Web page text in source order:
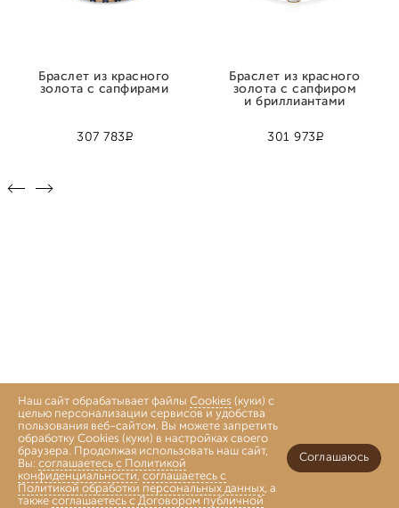
307 783Р
Браслет из красного
золота с сапфирами
301 973Р
Браслет из красного
золота с сапфиром
и бриллиантами
Наш сайт обрабатывает файлы Cookies (куки) с
целью персонализации сервисов и удобства
пользования веб-сайтом. Вы можете запретить
обработку Cookies (куки) в настройках своего
браузера. Продолжая использовать наш сайт,
Вы: соглашаетесь с Политикой
конфиденциальности, соглашаетесь с
Политикой обработки персональных данных, а
также соглашаетесь с Договором публичной
Соглашаюсь